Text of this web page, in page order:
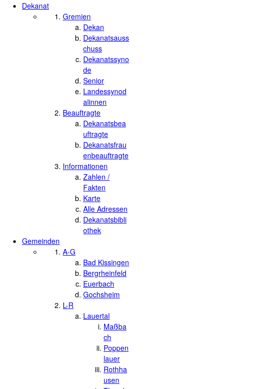
Dekanat
Gremien
Dekan
Dekanatsauss
chuss
Dekanatssyno
de
Senior
Landessynod
alinnen
Beauftragte
Dekanatsbea
uftragte
Dekanatsfrau
enbeauftragte
Informationen
Zahlen /
Fakten
Karte
Alle Adressen
Dekanatsbibli
othek
Gemeinden
A-G
Bad Kissingen
Bergrheinfeld
Euerbach
Gochsheim
L-R
Lauertal
Maßba
ch
Poppen
lauer
Rothha
usen